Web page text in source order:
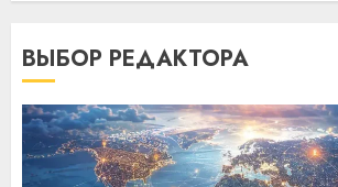
ВЫБОР РЕДАКТОРА